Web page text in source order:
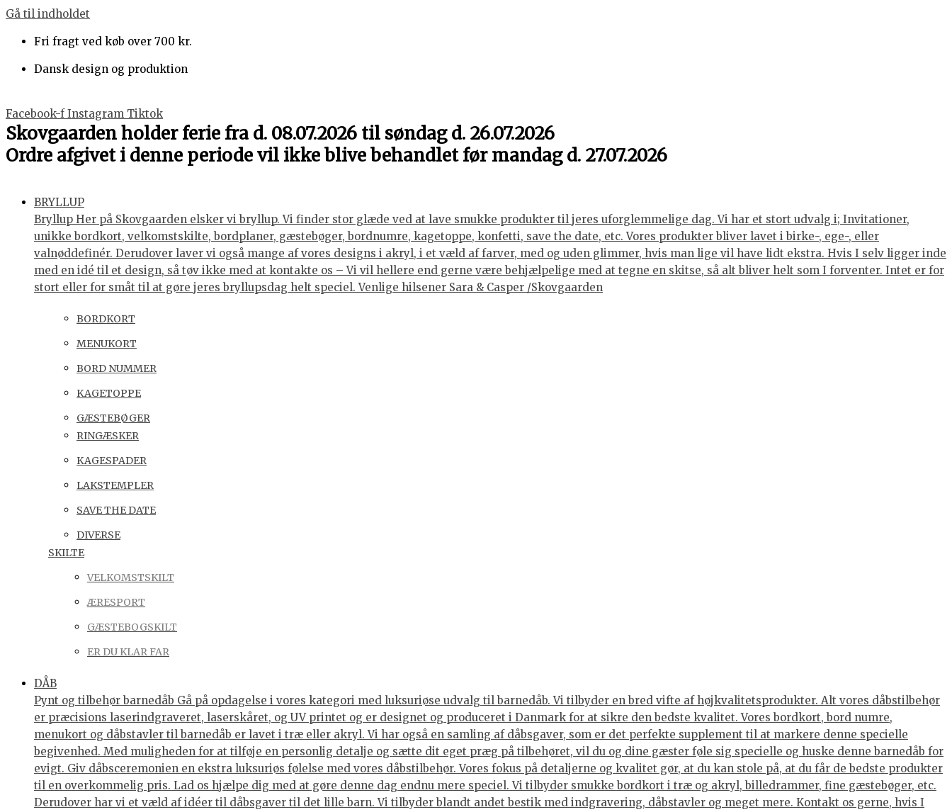
Gå til indholdet
Fri fragt ved køb over 700 kr.
Dansk design og produktion
Facebook-f Instagram Tiktok
Skovgaarden holder ferie fra d. 08.07.2026 til søndag d. 26.07.2026
Ordre afgivet i denne periode vil ikke blive behandlet før mandag d. 27.07.2026
BRYLLUP
Bryllup Her på Skovgaarden elsker vi bryllup. Vi finder stor glæde ved at lave smukke produkter til jeres uforglemmelige dag. Vi har et stort udvalg i; Invitationer,
unikke bordkort, velkomstskilte, bordplaner, gæstebøger, bordnumre, kagetoppe, konfetti, save the date, etc. Vores produkter bliver lavet i birke-, ege-, eller
valnøddefinér. Derudover laver vi også mange af vores designs i akryl, i et væld af farver, med og uden glimmer, hvis man lige vil have lidt ekstra. Hvis I selv ligger inde
med en idé til et design, så tøv ikke med at kontakte os – Vi vil hellere end gerne være behjælpelige med at tegne en skitse, så alt bliver helt som I forventer. Intet er for
stort eller for småt til at gøre jeres bryllupsdag helt speciel. Venlige hilsener Sara & Casper /Skovgaarden
BORDKORT
MENUKORT
BORD NUMMER
KAGETOPPE
GÆSTEBØGER
RINGÆSKER
KAGESPADER
LAKSTEMPLER
SAVE THE DATE
DIVERSE
SKILTE
VELKOMSTSKILT
ÆRESPORT
GÆSTEBOGSKILT
ER DU KLAR FAR
DÅB
Pynt og tilbehør barnedåb Gå på opdagelse i vores kategori med luksuriøse udvalg til barnedåb. Vi tilbyder en bred vifte af højkvalitetsprodukter. Alt vores dåbstilbehør
er præcisions laserindgraveret, laserskåret, og UV printet og er designet og produceret i Danmark for at sikre den bedste kvalitet. Vores bordkort, bord numre,
menukort og dåbstavler til barnedåb er lavet i træ eller akryl. Vi har også en samling af dåbsgaver, som er det perfekte supplement til at markere denne specielle
begivenhed. Med muligheden for at tilføje en personlig detalje og sætte dit eget præg på tilbehøret, vil du og dine gæster føle sig specielle og huske denne barnedåb for
evigt. Giv dåbsceremonien en ekstra luksuriøs følelse med vores dåbstilbehør. Vores fokus på detaljerne og kvalitet gør, at du kan stole på, at du får de bedste produkter
til en overkommelig pris. Lad os hjælpe dig med at gøre denne dag endnu mere speciel. Vi tilbyder smukke bordkort i træ og akryl, billedrammer, fine gæstebøger, etc.
Derudover har vi et væld af idéer til dåbsgaver til det lille barn. Vi tilbyder blandt andet bestik med indgravering, dåbstavler og meget mere. Kontakt os gerne, hvis I